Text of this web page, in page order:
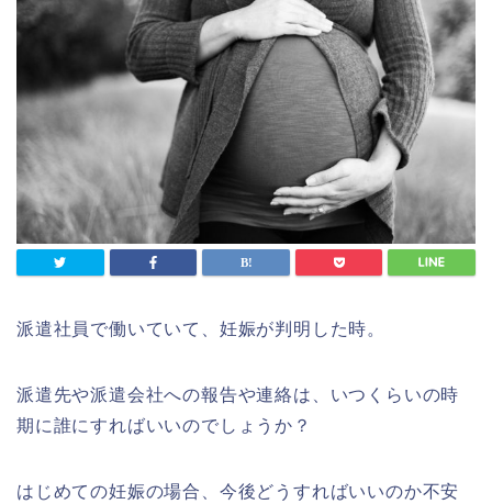
派遣社員で働いていて、妊娠が判明した時。
派遣先や派遣会社への報告や連絡は、いつくらいの時
期に誰にすればいいのでしょうか？
はじめての妊娠の場合、今後どうすればいいのか不安